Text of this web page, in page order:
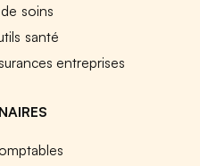
soins
santé
entreprises